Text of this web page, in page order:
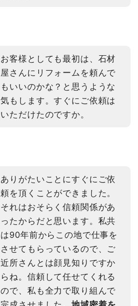
お客様としても最初は、石材
屋さんにリフォームを頼んで
もいいのかな？と思うような
気もします。すぐにご依頼は
いただけたのですか。
ありがたいことにすぐにご依
頼を頂くことができました。
それはおそらく信頼関係があ
ったからだと思います。私共
は90年前からこの地で仕事を
させてもらっているので、ご
近所さんとは顔見知りですか
らね。信頼して任せてくれる
ので、私も全力で取り組んで